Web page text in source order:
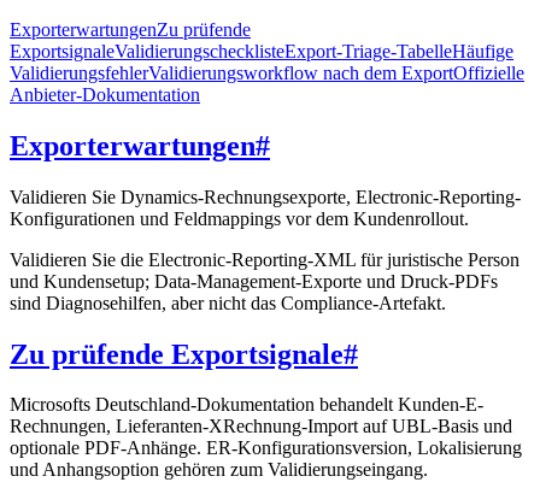
ExporterwartungenZu prüfende
ExportsignaleValidierungschecklisteExport-Triage-TabelleHäufige
ValidierungsfehlerValidierungsworkflow nach dem ExportOffizielle
Anbieter-Dokumentation
Exporterwartungen#
Validieren Sie Dynamics-Rechnungsexporte, Electronic-Reporting-
Konfigurationen und Feldmappings vor dem Kundenrollout.
Validieren Sie die Electronic-Reporting-XML für juristische Person
und Kundensetup; Data-Management-Exporte und Druck-PDFs
sind Diagnosehilfen, aber nicht das Compliance-Artefakt.
Zu prüfende Exportsignale#
Microsofts Deutschland-Dokumentation behandelt Kunden-E-
Rechnungen, Lieferanten-XRechnung-Import auf UBL-Basis und
optionale PDF-Anhänge. ER-Konfigurationsversion, Lokalisierung
und Anhangsoption gehören zum Validierungseingang.